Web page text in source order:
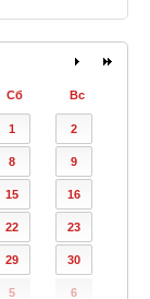
Сб Вс
1 2
8 9
15 16
22 23
29 30
5 6